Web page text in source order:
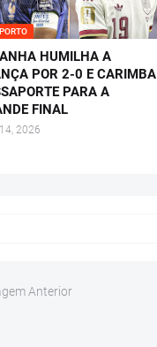
HUMILHA A
POR 2-0 E CARIMBA
PARA A
FINAL
2026
Anterior